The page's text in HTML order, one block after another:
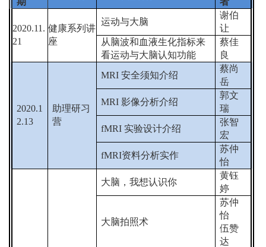
2020.11.
21
健康系列讲
座
运动与大脑
谢伯
让
从脑波和血液生化指标来
看运动与大脑认知功能
蔡佳
良
2020.1
2.13
助理研习
营
MRI 安全须知介绍
蔡尚
岳
MRI 影像分析介绍
郭文
瑞
fMRI 实验设计介绍
张智
宏
fMRI资料分析实作
苏仲
怡
大脑，我想认识你
黄钰
婷
大脑拍照术
苏仲
怡
伍赞
达